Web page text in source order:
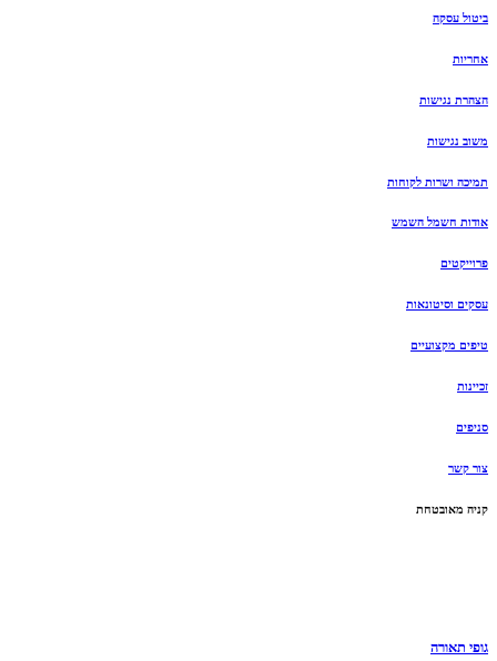
ביטול עסקה
אחריות
הצהרת נגישות
משוב נגישות
תמיכה ושרות לקוחות
אודות חשמל השמש
פרוייקטים
עסקים וסיטונאות
טיפים מקצועיים
זכיינות
סניפים
צור קשר
קניה מאובטחת
גופי תאורה